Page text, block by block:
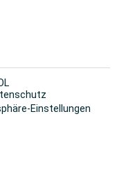
Einstellungen